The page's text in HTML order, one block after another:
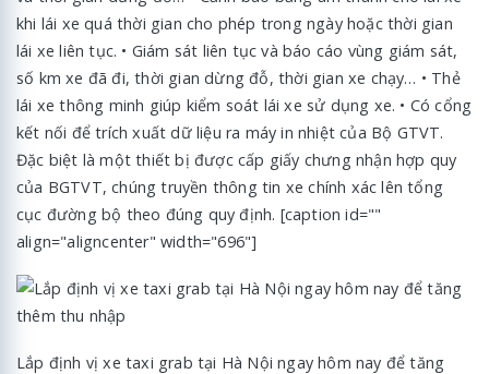
khi lái xe quá thời gian cho phép trong ngày hoặc thời gian
lái xe liên tục. • Giám sát liên tục và báo cáo vùng giám sát,
số km xe đã đi, thời gian dừng đỗ, thời gian xe chạy… • Thẻ
lái xe thông minh giúp kiểm soát lái xe sử dụng xe. • Có cổng
kết nối để trích xuất dữ liệu ra máy in nhiệt của Bộ GTVT.
Đặc biệt là một thiết bị được cấp giấy chưng nhận hợp quy
của BGTVT, chúng truyền thông tin xe chính xác lên tổng
cục đường bộ theo đúng quy định. [caption id=""
align="aligncenter" width="696"]
Lắp định vị xe taxi grab tại Hà Nội ngay hôm nay để tăng